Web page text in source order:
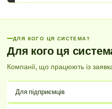
ДЛЯ КОГО ЦЯ СИСТЕМА?
Для кого ця
Компанії, що працюють із
Для підприємців